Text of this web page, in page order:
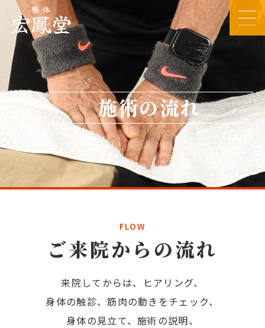
施術の流れ
FLOW
FLOW
ご来院からの流れ
来院してからは、ヒアリング、
身体の触診、筋肉の動きをチェック、
身体の見立て、施術の説明、